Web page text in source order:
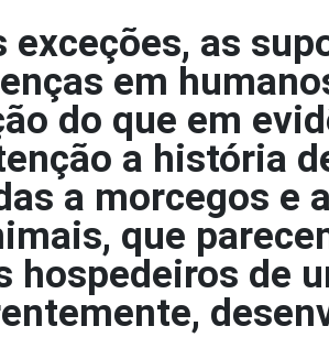
exceções, as
em
do que em
a história
a morcegos e
que
hospedeiros de